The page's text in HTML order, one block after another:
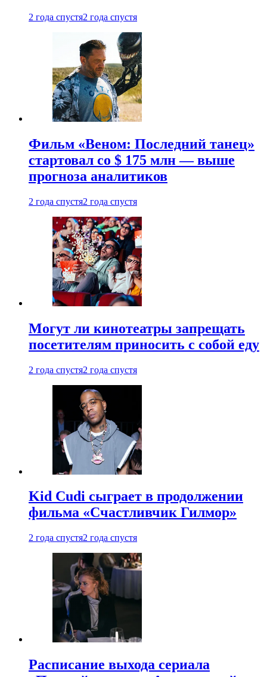
2 года спустя2 года спустя
Фильм «Веном: Последний танец»
стартовал со $ 175 млн — выше
прогноза аналитиков
2 года спустя2 года спустя
Могут ли кинотеатры запрещать
посетителям приносить с собой еду
2 года спустя2 года спустя
Kid Cudi сыграет в продолжении
фильма «Счастливчик Гилмор»
2 года спустя2 года спустя
Расписание выхода сериала